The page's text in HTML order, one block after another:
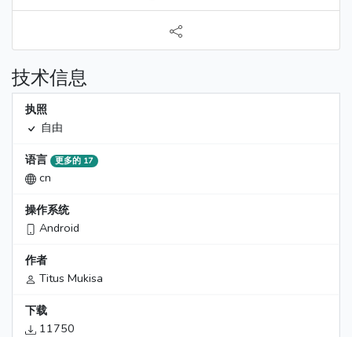
技术信息
执照
自由
语言 更多的 17
cn
操作系统
Android
作者
Titus Mukisa
下载
11750